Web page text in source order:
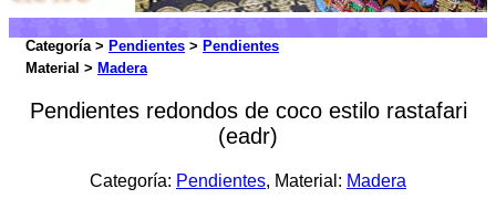
Categoría > Pendientes > Pendientes
Material > Madera
Pendientes redondos de coco estilo rastafari
(eadr)
Categoría: Pendientes, Material: Madera